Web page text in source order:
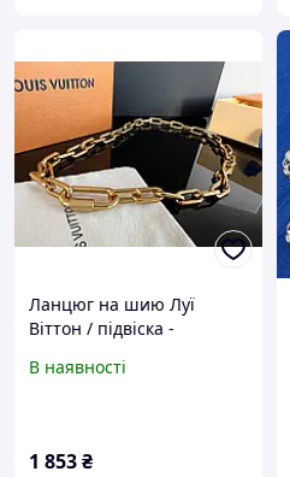
Ланцюг на шию Луї
Віттон / підвіска -
В наявності
1 853₴